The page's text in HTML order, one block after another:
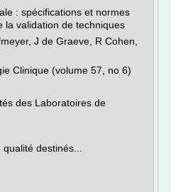
: spécifications et normes
la validation de techniques
J de Graeve, R Cohen,
Clinique (volume 57, no 6)
des Laboratoires de
destinés...